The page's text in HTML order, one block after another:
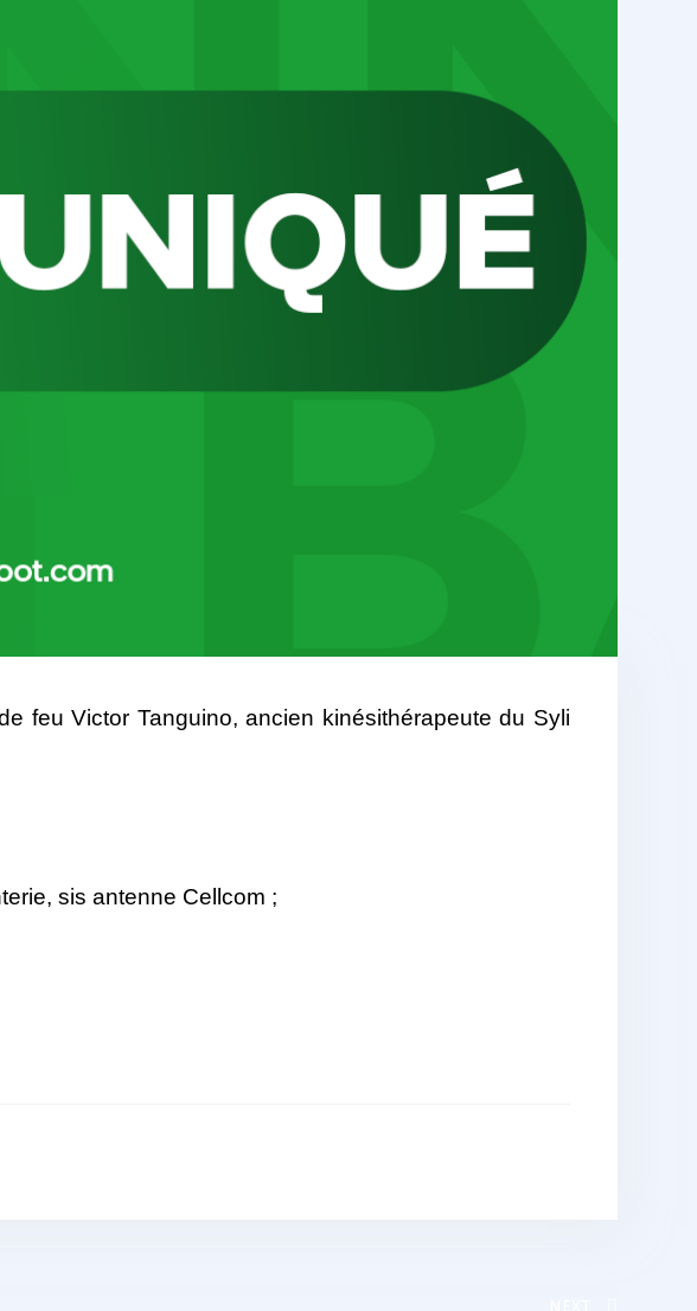
feu Victor Tanguino, ancien kinésithérapeute du Syli
sis antenne Cellcom ;